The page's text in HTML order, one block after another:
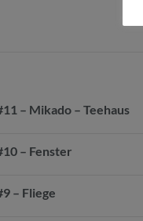
– Mikado – Teehaus
– Fenster
– Fliege